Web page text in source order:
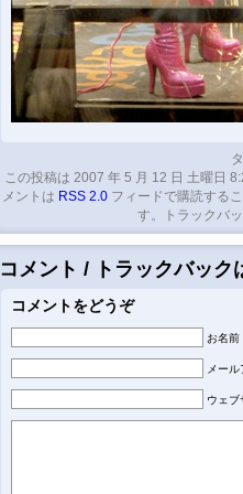
この投稿は 2007 年 5 月 12 日 土曜日
メントは RSS 2.0フィードで購読する
す。トラックバ
コメント / トラックバック
コメントをどうぞ
お名前
メー
ウェブ